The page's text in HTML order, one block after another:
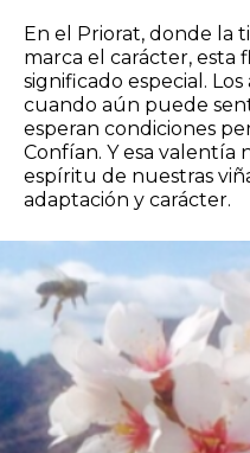
En el Priorat, donde la
marca el carácter, esta
significado especial.
cuando aún puede
esperan condiciones
Confían. Y esa valentía
espíritu de nuestras
adaptación y carácter.